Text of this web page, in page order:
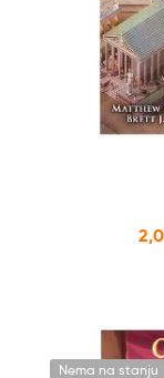
Nema na stanju